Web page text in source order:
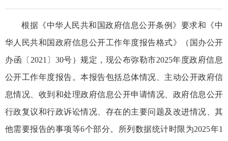
根据《中华人民共和国政府信息公开条例》要求和《中
华人民共和国政府信息公开工作年度报告格式》（国办公开
办函〔2021〕30号）规定，现公布弥勒市2025年度政府信息
公开工作年度报告。本报告包括总体情况、主动公开政府信
息情况、收到和处理政府信息公开申请情况、政府信息公开
行政复议和行政诉讼情况、存在的主要问题及改进情况、其
他需要报告的事项等6个部分。所列数据统计时限为2025年1